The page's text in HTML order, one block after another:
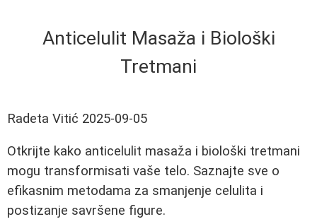
Anticelulit Masaža i Biološki
Tretmani
Radeta Vitić 2025-09-05
Otkrijte kako anticelulit masaža i biološki tretmani
mogu transformisati vaše telo. Saznajte sve o
efikasnim metodama za smanjenje celulita i
postizanje savršene figure.